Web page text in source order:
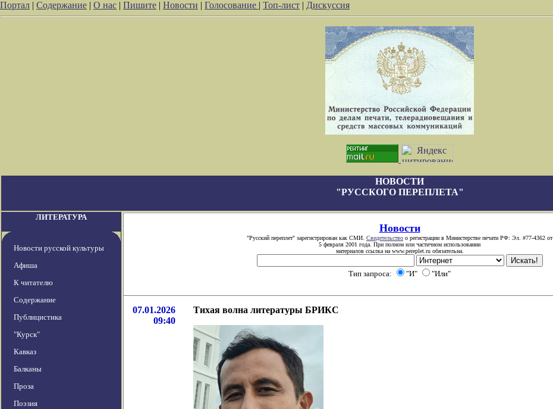
Портал | Содержание | О нас | Пишите | Новости | Голосование | Топ-лист | Дискуссия
НОВОСТИ
"РУССКОГО ПЕРЕПЛЕТА"
ЛИТЕРАТУРА
Новости русской культуры
Афиша
К читателю
Содержание
Публицистика
"Курск"
Кавказ
Балканы
Проза
Поэзия
Новости
"Русский переплет" зарегистрирован как СМИ. Свидетельство о регистрации в Министерстве печати РФ: Эл. #77-4362 от
5 февраля 2001 года. При полном или частичном использовании
материалов ссылка на www.pereplet.ru обязательна.
Тип запроса: "И" "Или"
07.01.2026
09:40
Тихая волна литературы БРИКC